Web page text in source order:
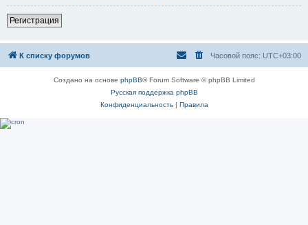
Регистрация
К списку форумов Часовой пояс: UTC+03:00
Создано на основе phpBB® Forum Software © phpBB Limited
Русская поддержка phpBB
Конфиденциальность| Правила